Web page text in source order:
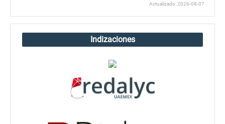
Actualizado: 2026-08-07
Indizaciones